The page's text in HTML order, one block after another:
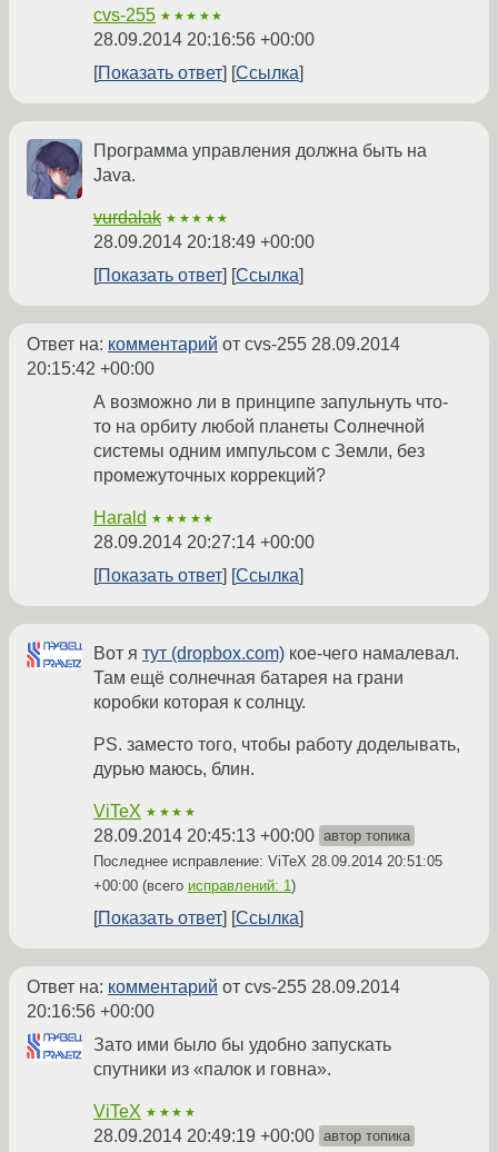
cvs-255 ★★★★★
28.09.2014 20:16:56 +00:00
Показать ответ
Ссылка
Программа управления должна быть на
Java.
vurdalak ★★★★★
28.09.2014 20:18:49 +00:00
Показать ответ
Ссылка
Ответ на: комментарий от cvs-255 28.09.2014
20:15:42 +00:00
А возможно ли в принципе запульнуть что-
то на орбиту любой планеты Солнечной
системы одним импульсом с Земли, без
промежуточных коррекций?
Harald ★★★★★
28.09.2014 20:27:14 +00:00
Показать ответ
Ссылка
Вот я тут (dropbox.com) кое-чего намалевал.
Там ещё солнечная батарея на грани
коробки которая к солнцу.
PS. заместо того, чтобы работу доделывать,
дурью маюсь, блин.
ViTeX ★★★★
28.09.2014 20:45:13 +00:00 автор топика
Последнее исправление: ViTeX 28.09.2014 20:51:05
+00:00 (всего исправлений: 1)
Показать ответ Ссылка
Ответ на: комментарий от cvs-255 28.09.2014
20:16:56 +00:00
Зато ими было бы удобно запускать
спутники из «палок и говна».
ViTeX ★★★★
28.09.2014 20:49:19 +00:00 автор топика